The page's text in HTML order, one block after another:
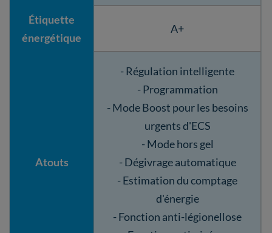
Étiquette
énergétique
A+
Atouts
- Régulation intelligente
- Programmation
- Mode Boost pour les besoins
urgents d'ECS
- Mode hors gel
- Dégivrage automatique
- Estimation du comptage
d'énergie
- Fonction anti-légionellose